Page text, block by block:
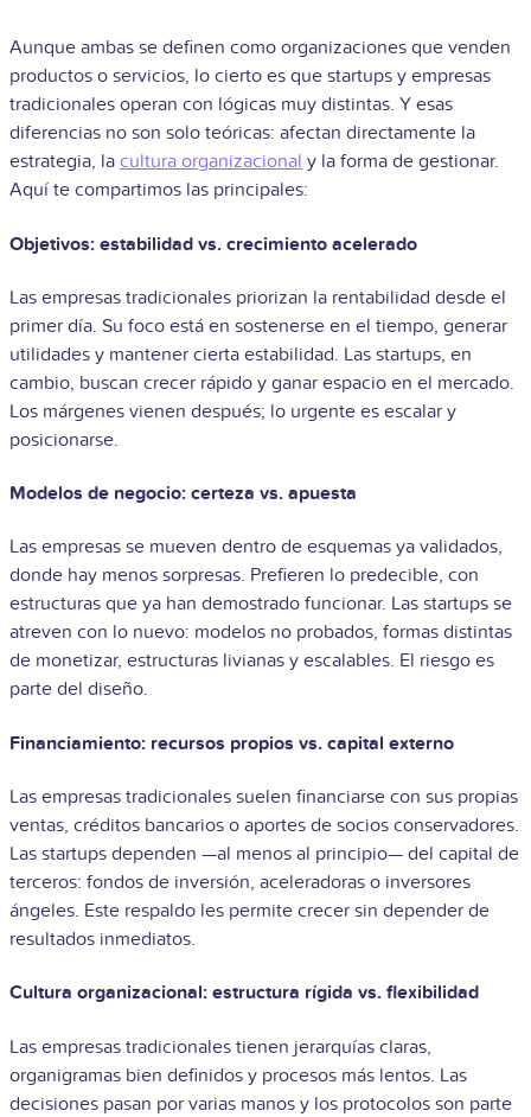
Aunque ambas se definen como organizaciones que venden
productos o servicios, lo cierto es que startups y empresas
tradicionales operan con lógicas muy distintas. Y esas
diferencias no son solo teóricas: afectan directamente la
estrategia, la cultura organizacional y la forma de gestionar.
Aquí te compartimos las principales:
Objetivos: estabilidad vs. crecimiento acelerado
Las empresas tradicionales priorizan la rentabilidad desde el
primer día. Su foco está en sostenerse en el tiempo, generar
utilidades y mantener cierta estabilidad. Las startups, en
cambio, buscan crecer rápido y ganar espacio en el mercado.
Los márgenes vienen después; lo urgente es escalar y
posicionarse.
Modelos de negocio: certeza vs. apuesta
Las empresas se mueven dentro de esquemas ya validados,
donde hay menos sorpresas. Prefieren lo predecible, con
estructuras que ya han demostrado funcionar. Las startups se
atreven con lo nuevo: modelos no probados, formas distintas
de monetizar, estructuras livianas y escalables. El riesgo es
parte del diseño.
Financiamiento: recursos propios vs. capital externo
Las empresas tradicionales suelen financiarse con sus propias
ventas, créditos bancarios o aportes de socios conservadores.
Las startups dependen —al menos al principio— del capital de
terceros: fondos de inversión, aceleradoras o inversores
ángeles. Este respaldo les permite crecer sin depender de
resultados inmediatos.
Cultura organizacional: estructura rígida vs. flexibilidad
Las empresas tradicionales tienen jerarquías claras,
organigramas bien definidos y procesos más lentos. Las
decisiones pasan por varias manos y los protocolos son parte